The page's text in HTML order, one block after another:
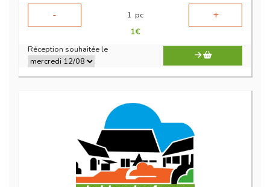
-
1 pc +
1€
Réception souhaitée le